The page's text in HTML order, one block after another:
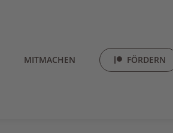
MITMACHEN FÖRDERN